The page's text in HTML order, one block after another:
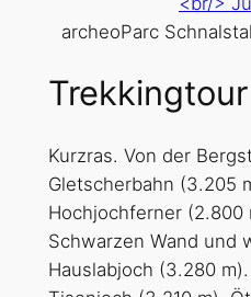
archeoParc
Trekkingtour
Kurzras. Von der
Gletscherbahn (3.205
Hochjochferner (2.800
Schwarzen Wand und
Hauslabjoch (3.280